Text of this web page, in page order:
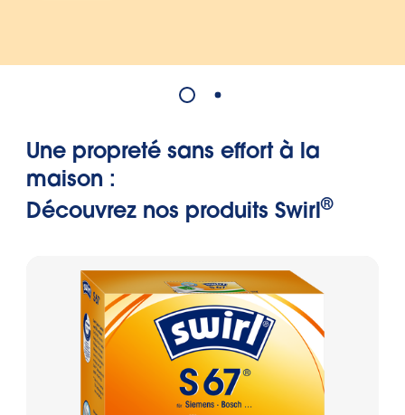
Une propreté sans effort à la
maison :
Découvrez nos produits Swirl®